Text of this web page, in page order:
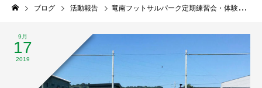
ブログ 活動報告 竜南フットサルパーク定期練習会・体験会【9月】
9月
17
2019